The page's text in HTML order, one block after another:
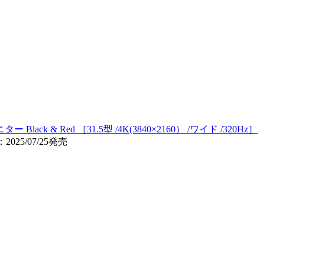
ー Black & Red ［31.5型 /4K(3840×2160） /ワイド /320Hz］
2025/07/25発売